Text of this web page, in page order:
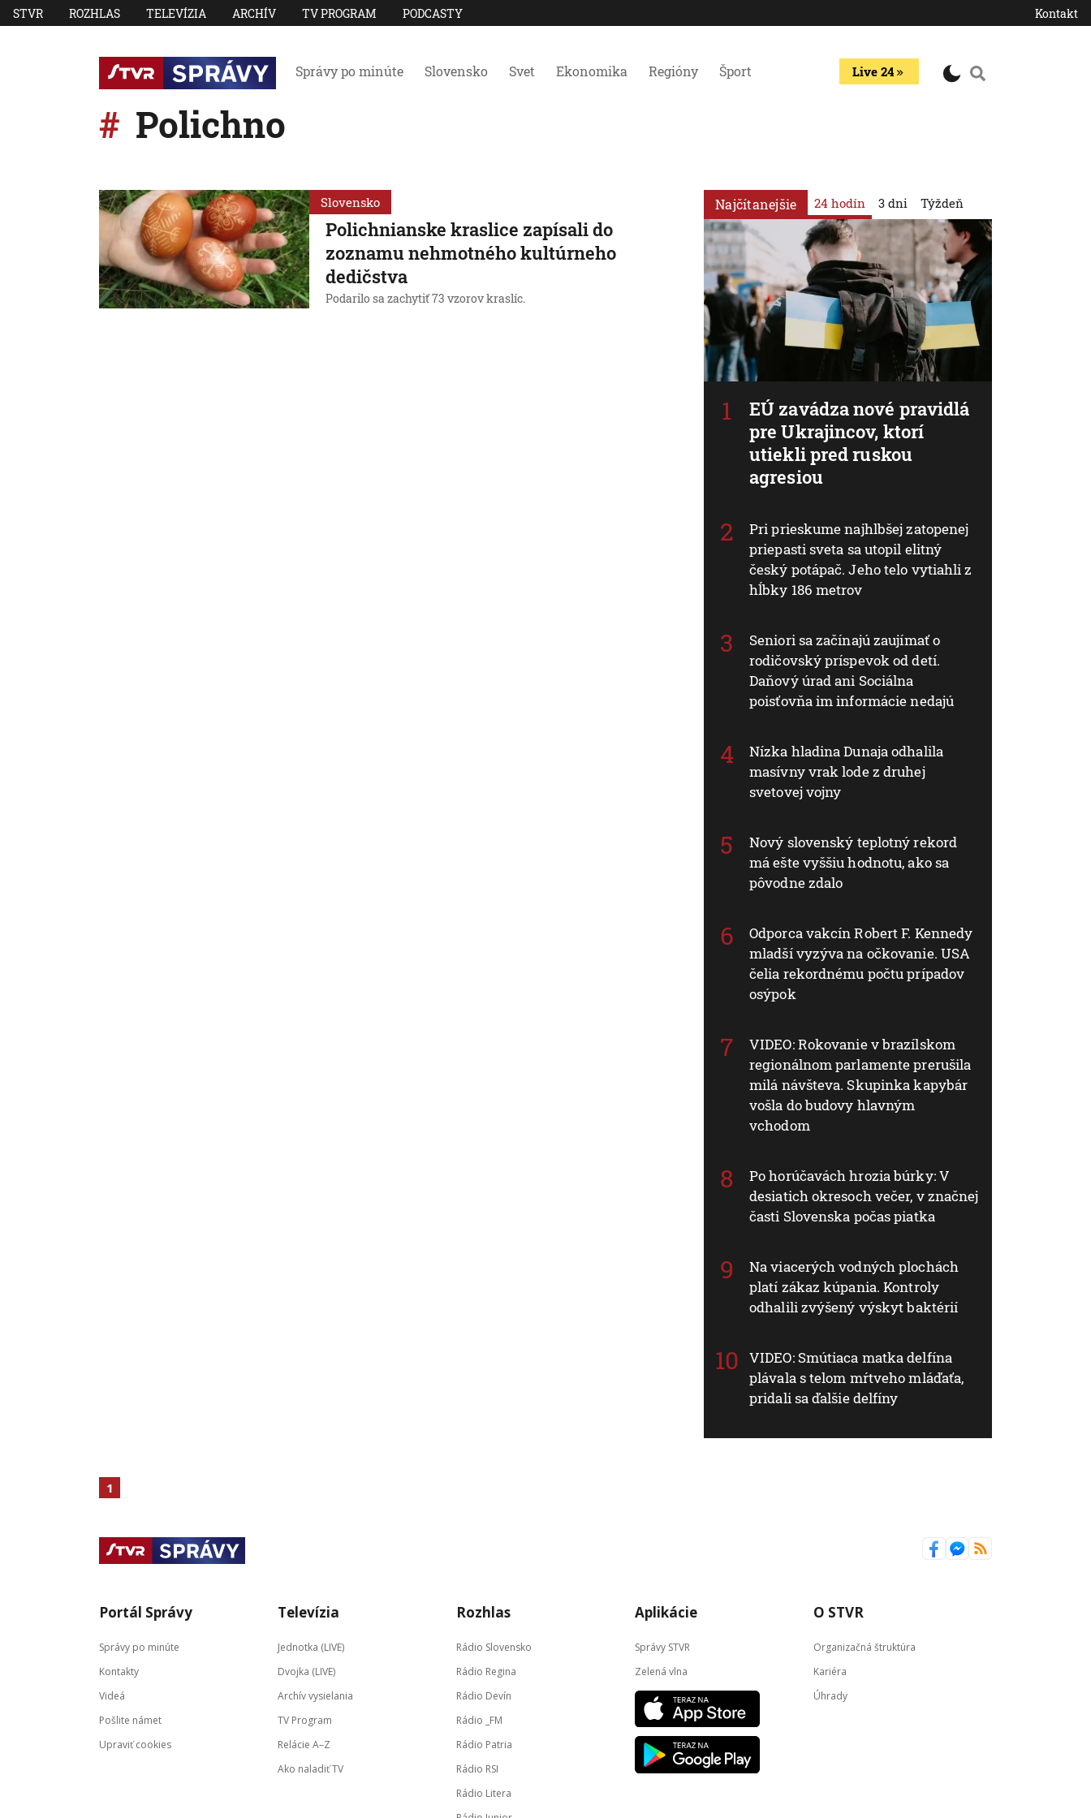
STVR ROZHLAS TELEVÍZIA ARCHÍV TV PROGRAM PODCASTY Kontakt
Správy po minúte Slovensko Svet Ekonomika Regióny Šport Live 24
Polichno
Slovensko
Polichnianske kraslice zapísali do
zoznamu nehmotného kultúrneho
dedičstva
Podarilo sa zachytiť 73 vzorov kraslíc.
Najčítanejšie 24 hodín
EÚ zavádza nové pravidlá
pre Ukrajincov, ktorí
utiekli pred ruskou
agresiou
Pri prieskume najhlbšej zatopenej
priepasti sveta sa utopil elitný
český potápač. Jeho telo vytiahli z
hĺbky 186 metrov
Seniori sa začínajú zaujímať o
rodičovský príspevok od detí.
Daňový úrad ani Sociálna
poisťovňa im informácie nedajú
Nízka hladina Dunaja odhalila
masívny vrak lode z druhej
svetovej vojny
Nový slovenský teplotný rekord
má ešte vyššiu hodnotu, ako sa
pôvodne zdalo
Odporca vakcín Robert F. Kennedy
mladší vyzýva na očkovanie. USA
čelia rekordnému počtu prípadov
osýpok
VIDEO: Rokovanie v brazílskom
regionálnom parlamente prerušila
milá návšteva. Skupinka kapybár
vošla do budovy hlavným
vchodom
Po horúčavách hrozia búrky: V
desiatich okresoch večer, v značnej
časti Slovenska počas piatka
Na viacerých vodných plochách
platí zákaz kúpania. Kontroly
odhalili zvýšený výskyt baktérií
VIDEO: Smútiaca matka delfína
plávala s telom mŕtveho mláďaťa,
pridali sa ďalšie delfíny
3 dni Týždeň
1
Portál Správy
Správy po minúte
Kontakty
Videá
Pošlite námet
Upraviť cookies
Televízia
Jednotka (LIVE)
Dvojka (LIVE)
Archív vysielania
TV Program
Relácie A–Z
Ako naladiť TV
Rozhlas
Rádio Slovensko
Rádio Regina
Rádio Devín
Rádio _FM
Rádio Patria
Rádio RSI
Rádio Litera
Aplikácie
Správy STVR
Zelená vlna
O STVR
Organizačná štruktúra
Kariéra
Úhrady